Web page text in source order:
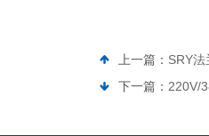
上一篇： SRY
下一篇： 220V/